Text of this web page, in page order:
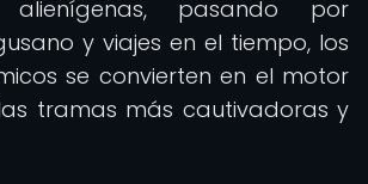
alienígenas, pasando por
y viajes en el tiempo, los
se convierten en el motor
tramas más cautivadoras y